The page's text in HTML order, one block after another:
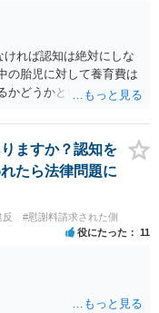
れば認知は絶対にしな
の胎児に対して養育費は
かどうかという問題は残
得ず、養育費の支払義
胎児については、（事前
とはできますが、母親が
きません。
ますか？認知を
たら法律問題に
#慰謝料請求された側
役にたった 11